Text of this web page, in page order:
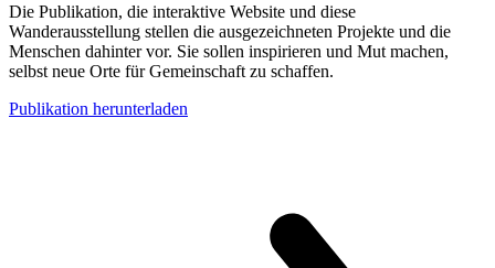
Die Publikation, die interaktive Website und diese
Wanderausstellung stellen die ausgezeichneten Projekte und die
Menschen dahinter vor. Sie sollen inspirieren und Mut machen,
selbst neue Orte für Gemeinschaft zu schaffen.
Publikation herunterladen